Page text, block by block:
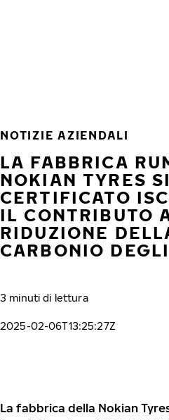
NOTIZIE AZIENDALI
LA FABBRICA
NOKIAN TYRES
CERTIFICATO
IL CONTRIBUTO
RIDUZIONE
CARBONIO
3 minuti di lettura
2025-02-06T13:25:27Z
La fabbrica della Nokian